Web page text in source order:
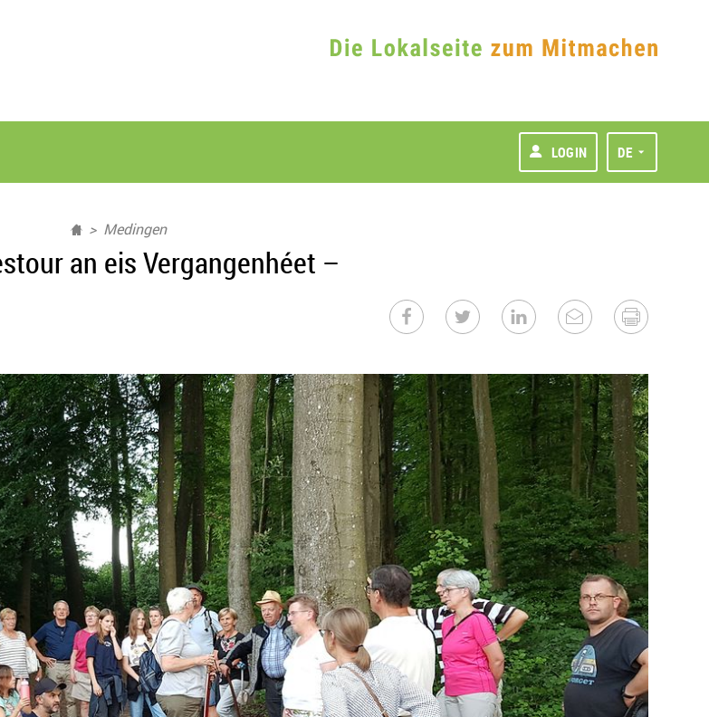
LOGIN DE
Medingen
an eis Vergangenhéet –